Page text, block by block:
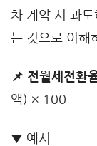
차 계약 시 과
는 것으로 이해
📌 전월세전환
액) × 100
▼ 예시